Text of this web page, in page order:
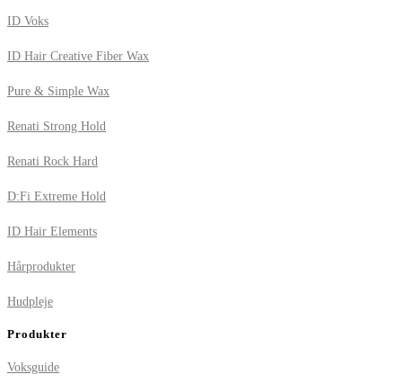
ID Voks
ID Hair Creative Fiber Wax
Pure & Simple Wax
Renati Strong Hold
Renati Rock Hard
D:Fi Extreme Hold
ID Hair Elements
Hårprodukter
Hudpleje
Produkter
Voksguide